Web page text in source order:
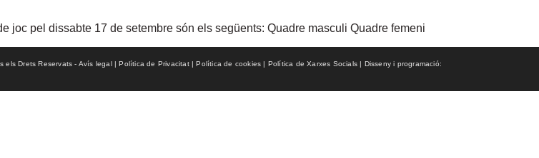
joc pel dissabte 17 de setembre són els següents: Quadre masculi Quadre femeni
Drets Reservats - Avís legal | Política de Privacitat | Política de cookies | Política de Xarxes Socials | Disseny i programació: